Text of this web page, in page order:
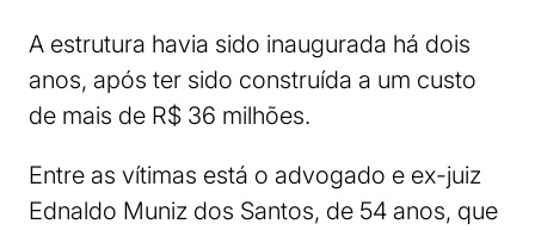
A estrutura havia sido inaugurada há dois
anos, após ter sido construída a um custo
de mais de R$ 36 milhões.
Entre as vítimas está o advogado e ex-juiz
Ednaldo Muniz dos Santos, de 54 anos, que